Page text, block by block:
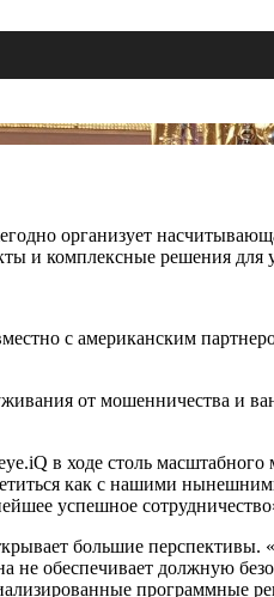
организует
и комплексные решения для
с американским
от мошенничества и
в ходе столь
как с нашими
успешное
большие перспективы.
не обеспечивает должную
программные